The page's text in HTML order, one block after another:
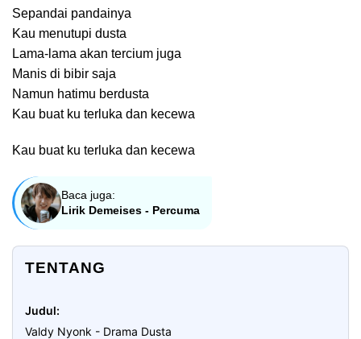
Sepandai pandainya
Kau menutupi dusta
Lama-lama akan tercium juga
Manis di bibir saja
Namun hatimu berdusta
Kau buat ku terluka dan kecewa
Kau buat ku terluka dan kecewa
Baca juga:
Lirik Demeises - Percuma
TENTANG
Judul
Valdy Nyonk - Drama Dusta